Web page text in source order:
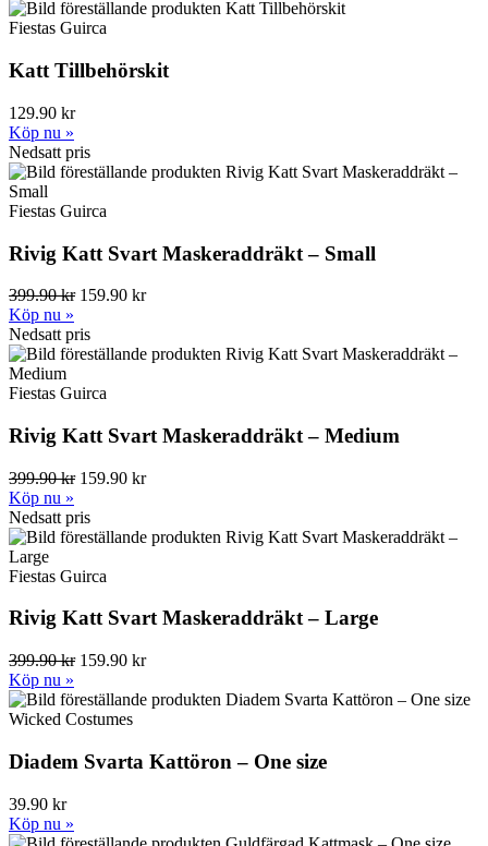
Fiestas Guirca
Katt Tillbehörskit
129.90 kr
Köp nu »
Nedsatt pris
Fiestas Guirca
Rivig Katt Svart Maskeraddräkt – Small
399.90 kr159.90 kr
Köp nu »
Nedsatt pris
Fiestas Guirca
Rivig Katt Svart Maskeraddräkt – Medium
399.90 kr159.90 kr
Köp nu »
Nedsatt pris
Fiestas Guirca
Rivig Katt Svart Maskeraddräkt – Large
399.90 kr159.90 kr
Köp nu »
Wicked Costumes
Diadem Svarta Kattöron – One size
39.90 kr
Köp nu »